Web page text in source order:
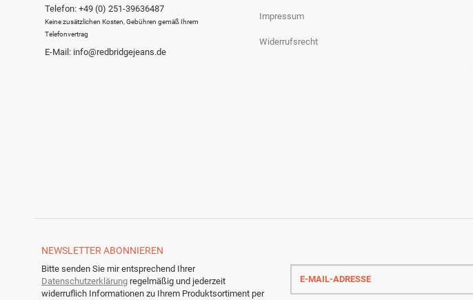
Telefon: +49 (0) 251-39636487
Keine zusätzlichen Kosten, Gebühren gemäß Ihrem
Telefonvertrag
E-Mail: info@redbridgejeans.de
Impressum
Widerrufsrecht
NEWSLETTERABONNIEREN
Bitte senden Sie mir entsprechend Ihrer
Datenschutzerklärung regelmäßig und jederzeit
widerruflich Informationen zu Ihrem Produktsortiment per
E-
Mail-